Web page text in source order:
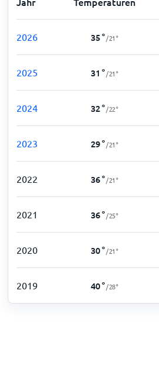
2026 35° /21°
2025 31 ° /21°
2024 32° /22°
2023 29° /21°
2022 36° /21°
2021 36° /25°
2020 30° /21°
2019 40° /28°